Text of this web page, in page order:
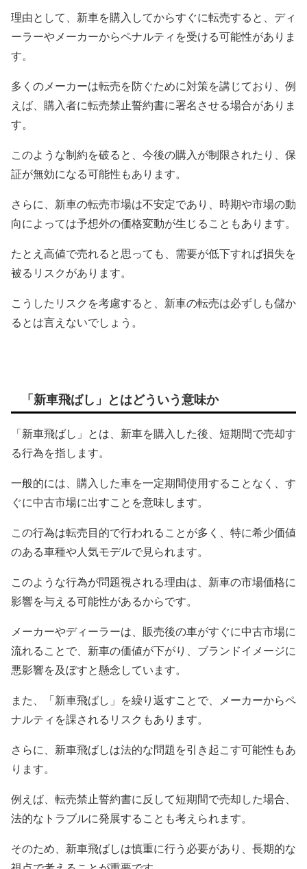
理由として、新車を購入してからすぐに転売すると、ディ
ーラーやメーカーからペナルティを受ける可能性がありま
す。
多くのメーカーは転売を防ぐために対策を講じており、例
えば、購入者に転売禁止誓約書に署名させる場合がありま
す。
このような制約を破ると、今後の購入が制限されたり、保
証が無効になる可能性もあります。
さらに、新車の転売市場は不安定であり、時期や市場の動
向によっては予想外の価格変動が生じることもあります。
たとえ高値で売れると思っても、需要が低下すれば損失を
被るリスクがあります。
こうしたリスクを考慮すると、新車の転売は必ずしも儲か
るとは言えないでしょう。
「新車飛ばし」とはどういう意味か
「新車飛ばし」とは、新車を購入した後、短期間で売却す
る行為を指します。
一般的には、購入した車を一定期間使用することなく、す
ぐに中古市場に出すことを意味します。
この行為は転売目的で行われることが多く、特に希少価値
のある車種や人気モデルで見られます。
このような行為が問題視される理由は、新車の市場価格に
影響を与える可能性があるからです。
メーカーやディーラーは、販売後の車がすぐに中古市場に
流れることで、新車の価値が下がり、ブランドイメージに
悪影響を及ぼすと懸念しています。
また、「新車飛ばし」を繰り返すことで、メーカーからペ
ナルティを課されるリスクもあります。
さらに、新車飛ばしは法的な問題を引き起こす可能性もあ
ります。
例えば、転売禁止誓約書に反して短期間で売却した場合、
法的なトラブルに発展することも考えられます。
そのため、新車飛ばしは慎重に行う必要があり、長期的な